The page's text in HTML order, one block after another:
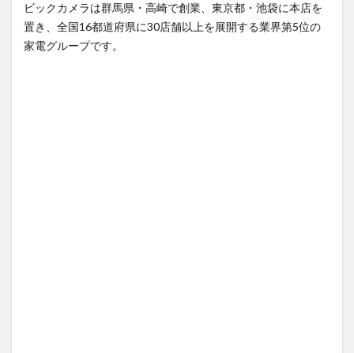
ビッ
ビックカメラは群馬県・高崎で創業、東京都・池袋に本店を
置き、全国16都道府県に30店舗以上を展開する業界第5位の
家電グループです。